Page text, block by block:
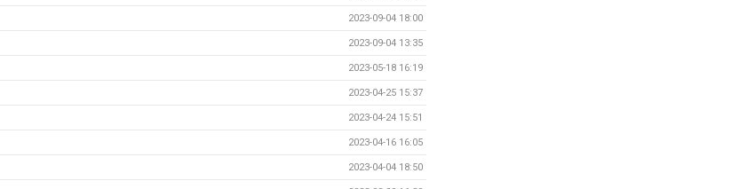
2023-09-04 18:00
2023-09-04 13:35
2023-05-18 16:19
2023-04-25 15:37
2023-04-24 15:51
2023-04-16 16:05
2023-04-04 18:50